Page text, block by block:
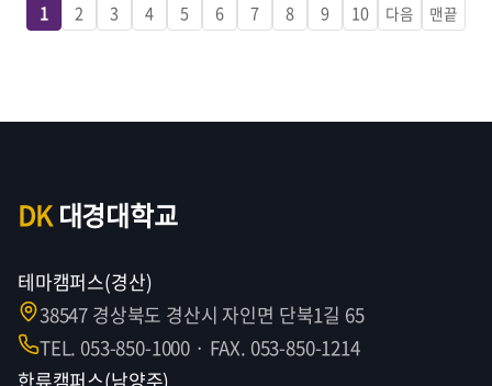
1 2 3 4 5 6 7 8 9 10 다음 맨끝
DK대경대학교
테마캠퍼스(경산)
38547 경상북도 경산시 자인면 단북1길 65
TEL. 053-850-1000 · FAX. 053-850-1214
한류캠퍼스(남양주)